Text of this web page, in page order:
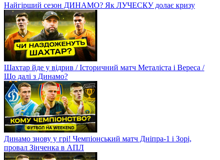
Найгірший сезон ДИНАМО? Як ЛУЧЕСКУ долає кризу
Шахтар йде у відрив / Історичний матч Металіста і Вереса /
Що далі з Динамо?
Динамо знову у грі! Чемпіонський матч Дніпра-1 і Зорі,
провал Зінченка в АПЛ